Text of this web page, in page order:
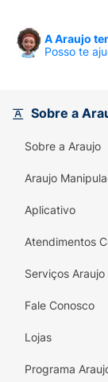
Modo de
ao dia
gotas do
sequência,
maior.
A Araujo
Posso te
Sobre a
Sobre a Araujo
Araujo
Aplicativo
Atendimentos
Serviços Araujo
Fale Conosco
Lojas
Programa